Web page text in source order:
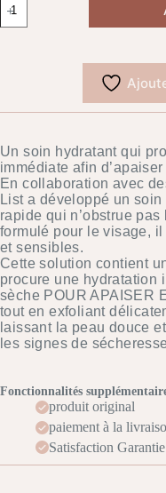
de
THE
et
rugueuse
avec
de
l'urée
10%
Un soin hydratant qui
immédiate afin
En collaboration avec
List a développé un soin
rapide qui n’obstrue
formulé pour le visage,
et sensibles.
Cette solution contient
procure une hydratation
sèche POUR APAISER
tout en exfoliant
laissant la peau douce
les signes de
Fonctionnalités
produit original
paiement à la
Satisfaction Garantie